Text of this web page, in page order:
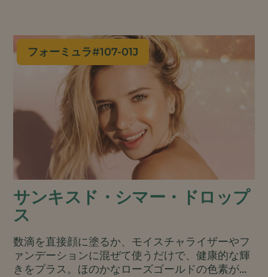
ます。水にも強く、旅行にも便利なバータイプ
で、包装も最小限です。.
フォーミュラ#107-01J
サンキスド・シマー・ドロップ
ス
数滴を直接顔に塗るか、モイスチャライザーやフ
ァンデーションに混ぜて使うだけで、健康的な輝
きをプラス。ほのかなローズゴールドの色素が肌